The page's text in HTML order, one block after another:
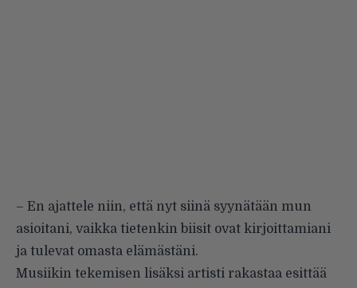
– En ajattele niin, että nyt siinä syynätään mun
asioitani, vaikka tietenkin biisit ovat kirjoittamiani
ja tulevat omasta elämästäni.
Musiikin tekemisen lisäksi artisti rakastaa esittää